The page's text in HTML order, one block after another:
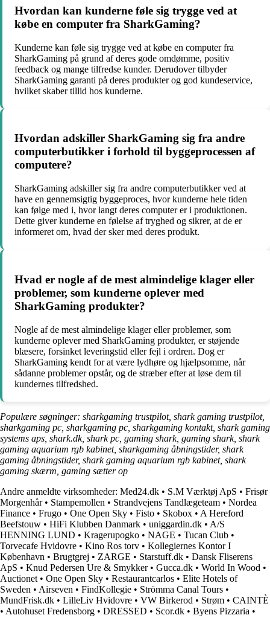
Hvordan kan kunderne føle sig trygge ved at
købe en computer fra SharkGaming?
Kunderne kan føle sig trygge ved at købe en computer fra
SharkGaming på grund af deres gode omdømme, positiv
feedback og mange tilfredse kunder. Derudover tilbyder
SharkGaming garanti på deres produkter og god kundeservice,
hvilket skaber tillid hos kunderne.
Hvordan adskiller SharkGaming sig fra andre
computerbutikker i forhold til byggeprocessen af
computere?
SharkGaming adskiller sig fra andre computerbutikker ved at
have en gennemsigtig byggeproces, hvor kunderne hele tiden
kan følge med i, hvor langt deres computer er i produktionen.
Dette giver kunderne en følelse af tryghed og sikrer, at de er
informeret om, hvad der sker med deres produkt.
Hvad er nogle af de mest almindelige klager eller
problemer, som kunderne oplever med
SharkGaming produkter?
Nogle af de mest almindelige klager eller problemer, som
kunderne oplever med SharkGaming produkter, er støjende
blæsere, forsinket leveringstid eller fejl i ordren. Dog er
SharkGaming kendt for at være lydhøre og hjælpsomme, når
sådanne problemer opstår, og de stræber efter at løse dem til
kundernes tilfredshed.
Populære søgninger: sharkgaming trustpilot, shark gaming trustpilot,
sharkgaming pc, sharkgaming pc, sharkgaming kontakt, shark gaming
systems aps, shark.dk, shark pc, gaming shark, gaming shark, shark
gaming aquarium rgb kabinet, sharkgaming åbningstider, shark
gaming åbningstider, shark gaming aquarium rgb kabinet, shark
gaming skærm, gaming sætter op
Andre anmeldte virksomheder: Med24.dk • S.M Værktøj ApS • Frisør
Morgenhår• Stampemollen • Strandvejens Tandlægeteam • Nordea
Finance • Frugo • One Open Sky • Fisto • Skobox • A Hereford
Beefstouw • HiFi Klubben Danmark • uniggardin.dk • A/S
HENNING LUND • Kragerupogko • NAGE • Tucan Club •
Torvecafe Hvidovre • Kino Ros torv • Kollegiernes Kontor I
København • Brugtgrej • ZARGE • Starstuff.dk • Dansk Fliserens
ApS • Knud Pedersen Ure & Smykker• Gucca.dk • World In Wood •
Auctionet • One Open Sky • Restaurantcarlos • Elite Hotels of
Sweden • Airseven • FindKollegie • Strömma Canal Tours •
MundFrisk.dk • LilleLiv Hvidovre • VW Birkerod • Strøm • CAINTÈ
• Autohuset Fredensborg • DRESSED • Scor.dk • Byens Pizzaria •